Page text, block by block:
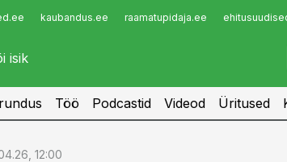
kaubandus.ee raamatupidaja.ee
Töö Podcastid Videod Üritused
12:00